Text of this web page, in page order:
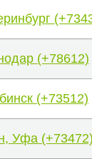
(+78612)
(+73512)
Уфа (+73472)